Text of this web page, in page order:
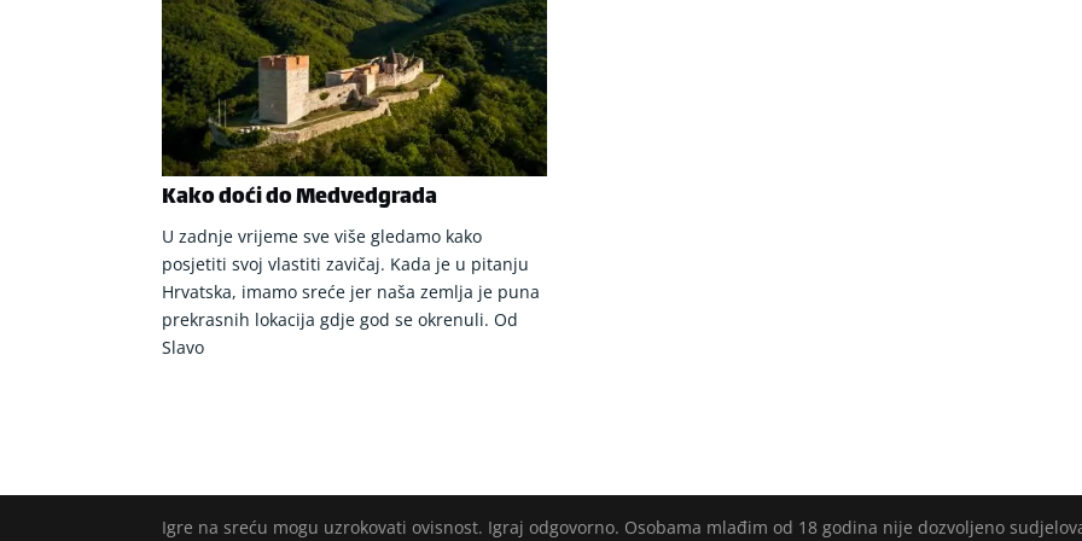
Kako doći do Medvedgrada
U zadnje vrijeme sve više gledamo kako
posjetiti svoj vlastiti zavičaj. Kada je u pitanju
Hrvatska, imamo sreće jer naša zemlja je puna
prekrasnih lokacija gdje god se okrenuli. Od
Slavo
Igre na sreću mogu uzrokovati ovisnost. Igraj odgovorno. Osobama mlađim od 18 godina nije dozvoljeno